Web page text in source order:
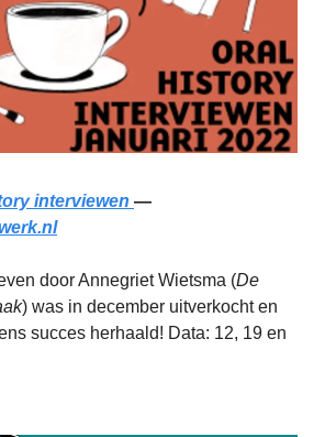
interviewen —
door Annegriet Wietsma (De
) was in december uitverkocht en
succes herhaald! Data: 12, 19 en